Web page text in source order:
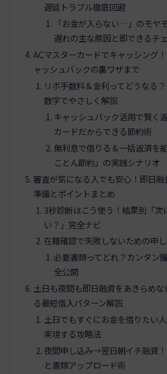
遅延トラブル徹底回避
「お金が入らない…」のモヤ
遅れの主な原因と即できるチ
ACマスターカードでキャッシング
ャッシュバックの裏ワザまで
リボ手数料＆金利ってどうなる
数字でやさしく解説
キャッシュバック活用で賢く
カードだからできる節約術
無利息で借りる＆一括返済を
ことん節約」の実践シナリオ
審査が気になる人でも安心！即日
準備とポイントまとめ
3秒診断はこう使う！結果別「次
い？」完全ナビ
在籍確認で失敗しないための申
必要書類ってどれ？カンタン
全公開
土日も夜間も即日融資をあきらめ
る最短借入パターン解説
土日でもすぐにお金を借りたい
実現する攻略法
夜間申し込み→翌日朝イチ融資
と書類アップロード術